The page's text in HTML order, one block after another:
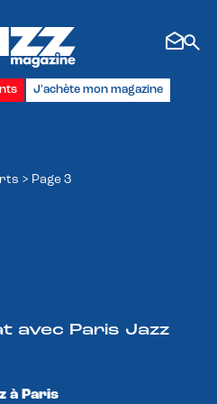
J'achète mon magazine
> Page 3
avec Paris Jazz
à Paris